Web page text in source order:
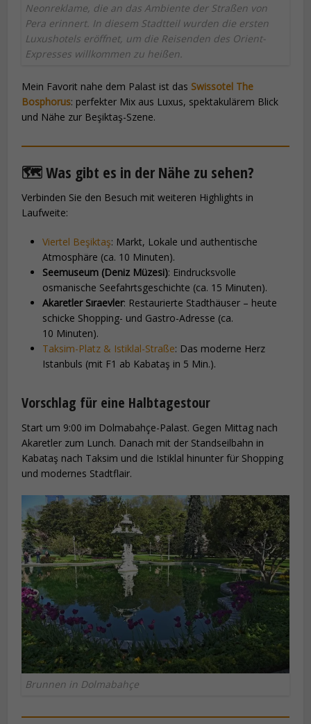
Neonreklame, die an das Ambiente der Straßen von
Pera erinnert. In diesem Stadtteil wurden die ersten
Luxushotels eröffnet, um die Reisenden des Orient-
Expresses willkommen zu heißen.
Mein Favorit nahe dem Palast ist das Swissotel The
Bosphorus: perfekter Mix aus Luxus, spektakulärem Blick
und Nähe zur Beşiktaş-Szene.
🗺️ Was gibt es in der Nähe zu sehen?
Verbinden Sie den Besuch mit weiteren Highlights in
Laufweite:
Viertel Beşiktaş: Markt, Lokale und authentische
Atmosphäre (ca. 10 Minuten).
Seemuseum (Deniz Müzesi): Eindrucksvolle
osmanische Seefahrtsgeschichte (ca. 15 Minuten).
Akaretler Sıraevler: Restaurierte Stadthäuser – heute
schicke Shopping- und Gastro-Adresse (ca.
10 Minuten).
Taksim-Platz & Istiklal-Straße: Das moderne Herz
Istanbuls (mit F1 ab Kabataş in 5 Min.).
Vorschlag für eine Halbtagestour
Start um 9:00 im Dolmabahçe-Palast. Gegen Mittag nach
Akaretler zum Lunch. Danach mit der Standseilbahn in
Kabataş nach Taksim und die Istiklal hinunter für Shopping
und modernes Stadtflair.
Brunnen in Dolmabahçe